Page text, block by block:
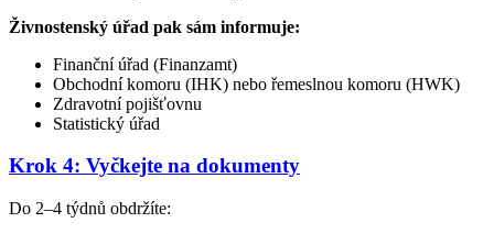
Živnostenský úřad pak sám informuje:
Finanční úřad (Finanzamt)
Obchodní komoru (IHK) nebo řemeslnou komoru (HWK)
Zdravotní pojišťovnu
Statistický úřad
Krok 4: Vyčkejte na dokumenty
Do 2–4 týdnů obdržíte: